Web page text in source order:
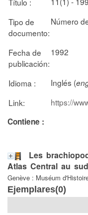
Tipo de
documento:
Número
Fecha de
publicación:
1992
Idioma : Inglés (
Link:
https://
Contiene :
Les
Atlas Central au
Genève : Muséum
Ejemplares(0)